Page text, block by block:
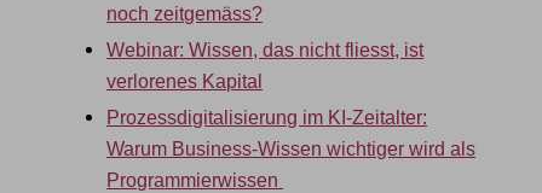
noch zeitgemäss?
Webinar: Wissen, das nicht fliesst, ist
verlorenes Kapital
Prozessdigitalisierung im KI-Zeitalter:
Warum Business-Wissen wichtiger wird als
Programmierwissen